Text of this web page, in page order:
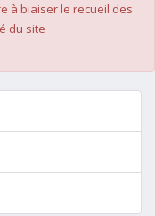
à biaiser le recueil des
du site